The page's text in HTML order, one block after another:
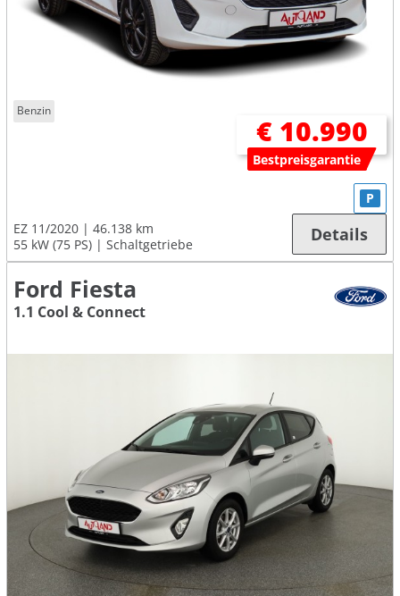
Benzin
€ 10.990
Bestpreisgarantie
EZ 11/2020
46.138 km
55 kW (75 PS)
Schaltgetriebe
P
Details
Ford Fiesta
1.1 Cool & Connect